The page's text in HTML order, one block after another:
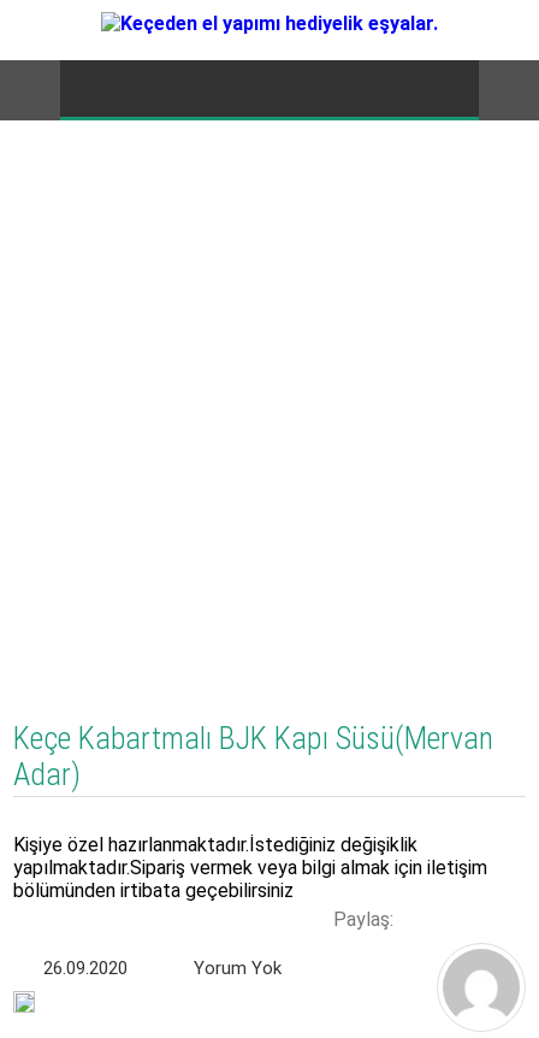
Keçe Kabartmalı BJK Kapı Süsü(Mervan
Adar)
Kişiye özel hazırlanmaktadır.İstediğiniz değişiklik
yapılmaktadır.Sipariş vermek veya bilgi almak için iletişim
bölümünden irtibata geçebilirsiniz
Paylaş:
26.09.2020 Yorum Yok